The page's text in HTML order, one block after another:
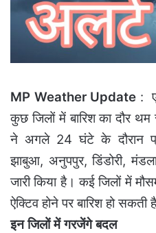
MP Weather Update :
कुछ जिलों में बारिश का दौर थम
ने अगले 24 घंटे के दौरान
झाबुआ, अनुपपुर, डिंडोरी,
जारी किया है। कई जिलों में
ऐक्टिव होने पर बारिश हो सकती
इन जिलों में गरजेंगे बदल